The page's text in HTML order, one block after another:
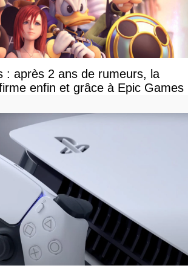
: après 2 ans de rumeurs, la
enfin et grâce à Epic Games